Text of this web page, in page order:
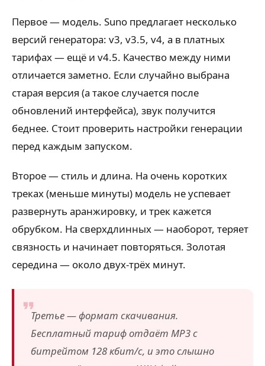
Первое — модель. Suno предлагает несколько
версий генератора: v3, v3.5, v4, а в платных
тарифах — ещё и v4.5. Качество между ними
отличается заметно. Если случайно выбрана
старая версия (а такое случается после
обновлений интерфейса), звук получится
беднее. Стоит проверить настройки генерации
перед каждым запуском.
Второе — стиль и длина. На очень коротких
треках (меньше минуты) модель не успевает
развернуть аранжировку, и трек кажется
обрубком. На сверхдлинных — наоборот, теряет
связность и начинает повторяться. Золотая
середина — около двух-трёх минут.
Третье — формат скачивания.
Бесплатный тариф отдаёт MP3 с
битрейтом 128 кбит/с, и это слышно